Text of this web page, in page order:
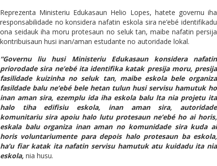
Reprezenta Ministeriu Edukasaun Helio Lopes, hatete governu iha
responsabilidade no konsidera nafatin eskola sira ne’ebé identifikadu
ona seidauk iha moru protesaun no seluk tan, maibe nafatin persija
kontribuisaun husi inan/aman estudante no autoridade lokal.
“Governu liu husi Ministeriu Edukasaun konsidera nafatin
priorodade sira ne’ebé ita identifika katak presija moru, presija
fasilidade kuizinha no seluk tan, maibe eskola bele organiza
fasildade balu ne’ebé bele hetan tulun husi servisu hamutuk ho
inan aman sira, ezemplu ida iha eskola balu lta nia projetu ita
halo tiha edifisiu eskola, inan aman sira, autoridade
komunitariu sira apoiu halo lutu protesaun ne’ebé ho ai horis,
eskala balu organiza inan aman no komunidade sira kuda ai
horis voluntariumente para depois halo protesaun ba eskola,
ha’u fiar katak ita nafatin servisu hamutuk atu kuidadu ita nia
eskola, nia husu.